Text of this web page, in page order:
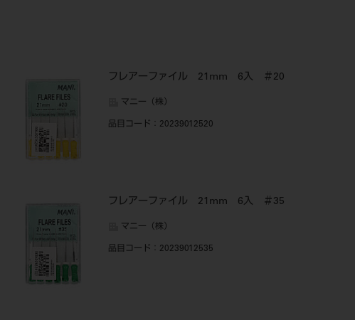
フレアーファイル 21mm 6入 ＃20
マニー（株）
品目コード ：20239012520
フレアーファイル 21mm 6入 ＃35
マニー（株）
品目コード ：20239012535